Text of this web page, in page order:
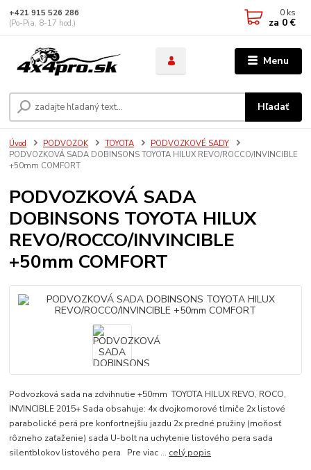
Menu
Hľadať
+421 915 526 286
(Po-Pia, 8-17 hod.)
0 ks
za 0 €
Úvod PODVOZOK TOYOTA
PODVOZKOVÉ SADY
PODVOZKOVÁ SADA DOBINSONS TOYOTA HILUX REVO/ROCCO/INVINCIBLE
+50mm COMFORT
PODVOZKOVÁ SADA
DOBINSONS TOYOTA HILUX
REVO/ROCCO/INVINCIBLE
+50mm COMFORT
Podvozková sada na zdvihnutie +50mm TOYOTA HILUX REVO, ROCO,
INVINCIBLE 2015+ Sada obsahuje: 4x dvojkomorové tlmiče 2x listové
parabolické perá pre konfortnejšiu jazdu 2x predné pružiny (moňosť
rôzneho zaťaženie) sada U-bolt na uchytenie listového pera sada
silentblokov listového pera Pre viac ... celý popis